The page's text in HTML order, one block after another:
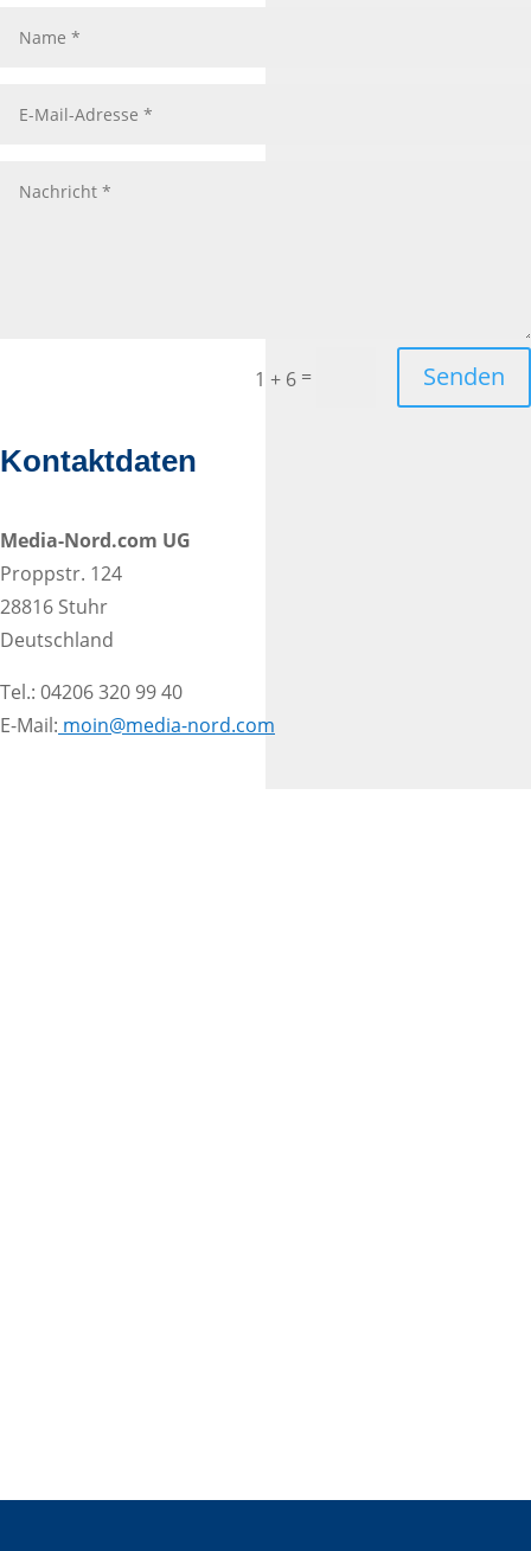
1 + 6 = Senden
Kontaktdaten
Media-Nord.com UG
Proppstr. 124
28816 Stuhr
Deutschland
Tel.: 04206 320 99 40
E-Mail: moin@media-nord.com